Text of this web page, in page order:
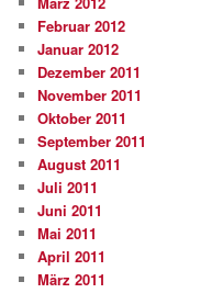
Februar 2012
Januar 2012
Dezember 2011
November 2011
Oktober 2011
September 2011
August 2011
Juli 2011
Juni 2011
Mai 2011
April 2011
März 2011